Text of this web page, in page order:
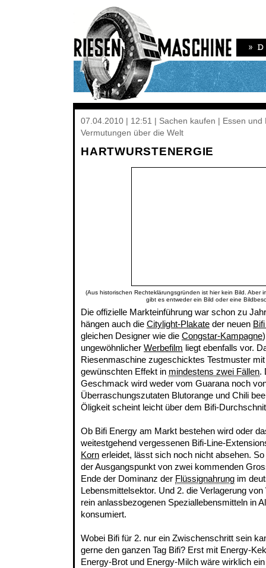
07.04.2010 | 12:51 | Sachen kaufen | Essen und
Vermutungen über die Welt
HARTWURSTENERGIE
(Aus historischen Rechteklärungsgründen ist hier kein Bild. Aber
gibt es entweder ein Bild oder eine
Die offizielle Markteinführung war schon zu
hängen auch die Citylight-Plakate der neuen
gleichen Designer wie die Congstar-Kampagne
ungewöhnlicher Werbefilm liegt ebenfalls vor.
Riesenmaschine zugeschicktes Testmuster
gewünschten Effekt in mindestens zwei Fällen.
Geschmack wird weder vom Guarana noch
Überraschungszutaten Blutorange und Chili
Öligkeit scheint leicht über dem Bifi-
Ob Bifi Energy am Markt bestehen wird oder
weitestgehend vergessenen Bifi-Line-
Korn erleidet, lässt sich noch nicht absehen.
der Ausgangspunkt von zwei kommenden
Ende der Dominanz der Flüssignahrung im
Lebensmittelsektor. Und 2. die Verlagerung
rein anlassbezogenen Speziallebensmitteln in
konsumiert.
Wobei Bifi für 2. nur ein Zwischenschritt sein
gerne den ganzen Tag Bifi? Erst mit Energy-
Energy-Brot und Energy-Milch wäre wirklich